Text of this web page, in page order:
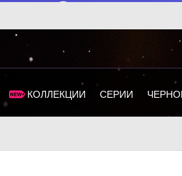
КОЛЛЕКЦИИ СЕРИИ